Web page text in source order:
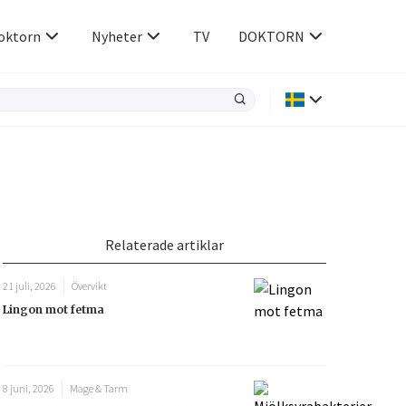
Rökavvänjning
Rörelseapparaten
Sex & Samliv
Sömn & Stress
Nyheter TV DOKTORN
Relaterade artiklar
21 juli, 2026
Övervikt
Lingon mot fetma
8 juni, 2026
Mage & Tarm